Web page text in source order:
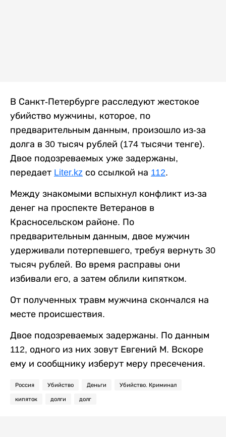
В Санкт-Петербурге расследуют жестокое
убийство мужчины, которое, по
предварительным данным, произошло из-за
долга в 30 тысяч рублей (174 тысячи тенге).
Двое подозреваемых уже задержаны,
передает Liter.kz со ссылкой на 112.
Между знакомыми вспыхнул конфликт из-за
денег на проспекте Ветеранов в
Красносельском районе. По
предварительным данным, двое мужчин
удерживали потерпевшего, требуя вернуть 30
тысяч рублей. Во время расправы они
избивали его, а затем облили кипятком.
От полученных травм мужчина скончался на
месте происшествия.
Двое подозреваемых задержаны. По данным
112, одного из них зовут Евгений М. Вскоре
ему и сообщнику изберут меру пресечения.
Россия Убийство Деньги Убийство. Криминал
кипяток долги долг